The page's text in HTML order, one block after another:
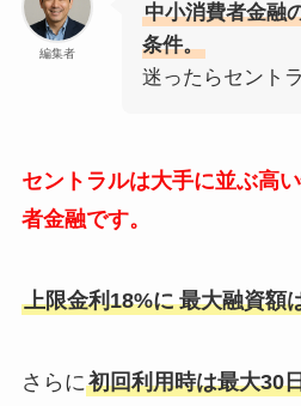
編集者
中小消費者金融
条件。
迷ったらセント
セントラルは大手に並ぶ高
者金融です。
上限金利18%に 最大融資額
さらに初回利用時は最大30